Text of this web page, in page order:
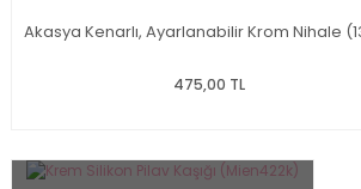
Akasya Kenarlı, Ayarlanabilir Krom Nihale
475,00 TL